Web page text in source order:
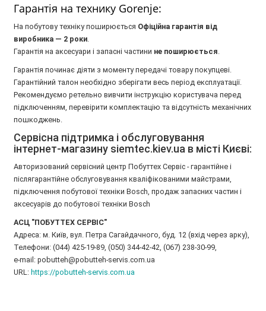
Гарантія на технику Gorenje:
На побутову техніку поширюється Oфіційна гарантія від
виробника — 2 роки.
Гарантія на аксесуари і запасні частини не поширюється.
Гарантія починає діяти з моменту передачі товару покупцеві.
Гарантійний талон необхідно зберігати весь період експлуатації.
Рекомендуємо ретельно вивчити інструкцію користувача перед
підключенням, перевірити комплектацію та відсутність механічних
пошкоджень.
Сервісна підтримка і обслуговування
інтернет-магазину siemtec.kiev.ua в місті Києві:
Авторизований сервісний центр Побуттех Сервіс - гарантійне і
післягарантійне обслуговування кваліфікованими майстрами,
підключення побутової техніки Bosch, продаж запасних частин і
аксесуарів до побутової техніки Bosch
АСЦ "ПОБУТТЕХ СЕРВІС"
Адреса: м. Київ, вул. Петра Сагайдачного, буд. 12 (вхід через арку),
Телефони: (044) 425-19-89, (050) 344-42-42, (067) 238-30-99,
e-mail: pobutteh@pobutteh-servis.com.ua
URL: https://pobutteh-servis.com.ua